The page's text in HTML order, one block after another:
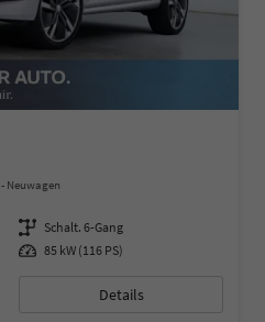
Neuwagen
Getriebe Schalt. 6-Gang
Leistung 85 kW (116 PS)
Details